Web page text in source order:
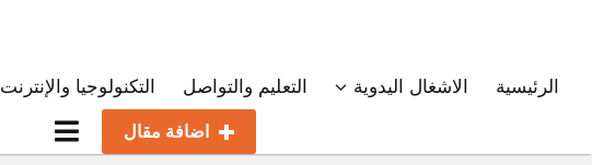
الرئيسية الاشغال اليدوية التعليم والتواصل التكنولوجيا والإنترنت
اضافة مقال